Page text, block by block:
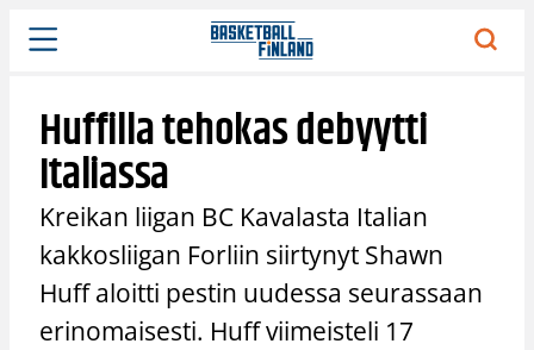
Siirry
sisältöön
Huffilla tehokas debyytti
Italiassa
Kreikan liigan BC Kavalasta Italian
kakkosliigan Forliin siirtynyt Shawn
Huff aloitti pestin uudessa seurassaan
erinomaisesti. Huff viimeisteli 17